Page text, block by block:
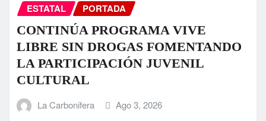
ESTATAL PORTADA
CONTINÚA PROGRAMA VIVE
LIBRE SIN DROGAS FOMENTANDO
LA PARTICIPACIÓN JUVENIL
CULTURAL
La Carbonifera Ago 3, 2026